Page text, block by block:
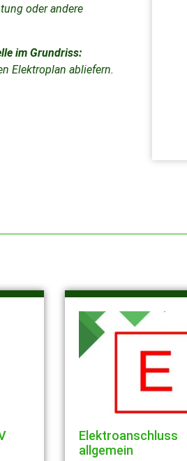
oder andere
im Grundriss:
Elektroplan abliefern.
Elektroanschluss
allgemein